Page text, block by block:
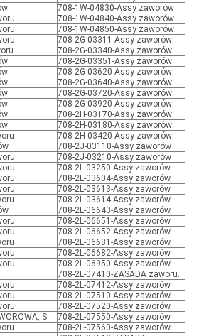
708-1W-04830-Assy zaworów
708-1W-04840-Assy zaworów
708-1W-04850-Assy zaworów
708-2G-03311-Assy zaworów
708-2G-03340-Assy zaworów
708-2G-03351-Assy zaworów
708-2G-03620-Assy zaworów
708-2G-03640-Assy zaworów
708-2G-03720-Assy zaworów
708-2G-03920-Assy zaworów
708-2H-03170-Assy zaworów
708-2H-03180-Assy zaworów
708-2H-03420-Assy zaworów
708-2J-03110-Assy zaworów
708-2J-03210-Assy zaworów
708-2L-03250-Assy zaworów
708-2L-03604-Assy zaworów
708-2L-03613-Assy zaworów
708-2L-03614-Assy zaworów
708-2L-06643-Assy zaworów
708-2L-06651-Assy zaworów
708-2L-06652-Assy zaworów
708-2L-06681-Assy zaworów
708-2L-06682-Assy zaworów
708-2L-06950-Assy zaworów
708-2L-07410-ZASADA zaworu.
708-2L-07412-Assy zaworów
708-2L-07510-Assy zaworów
708-2L-07520-Assy zaworów
S
708-2L-07550-Assy zaworów
708-2L-07560-Assy zaworów